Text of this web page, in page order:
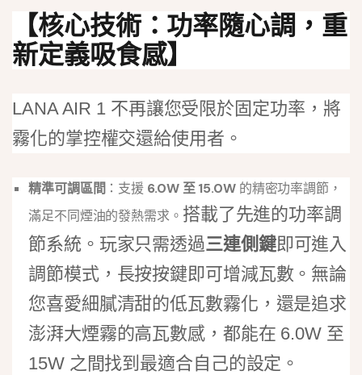
【核心技術：功率隨心調，重
新定義吸食感】
LANA AIR 1 不再讓您受限於固定功率，將
霧化的掌控權交還給使用者。
精準可調區間 ：支援 6.0W 至 15.0W 的精密功率調節，
滿足不同煙油的發熱需求。 搭載了先進的功率調
節系統。玩家只需透過三連側鍵即可進入
調節模式，長按按鍵即可增減瓦數。無論
您喜愛細膩清甜的低瓦數霧化，還是追求
澎湃大煙霧的高瓦數感，都能在 6.0W 至
15W 之間找到最適合自己的設定。